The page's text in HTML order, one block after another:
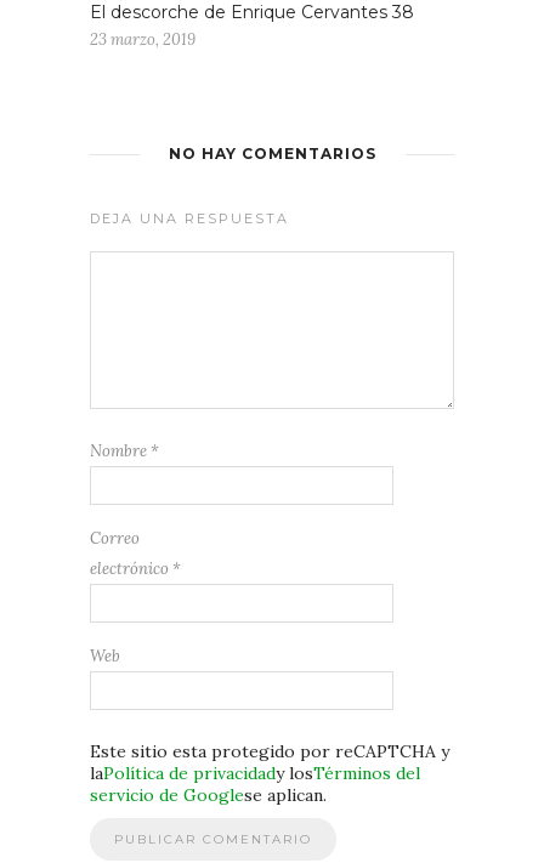
El descorche de Enrique Cervantes 38
23 marzo, 2019
NO HAY COMENTARIOS
DEJA UNA RESPUESTA
Nombre *
Correo
electrónico *
Web
Este sitio esta protegido por reCAPTCHA y
laPolítica de privacidady losTérminos del
servicio de Googlese aplican.